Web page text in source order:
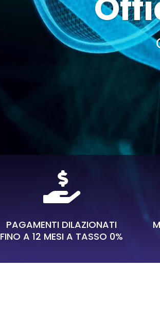

PAGAMENTI DILAZIONATI
FINO A 12 MESI A TASSO 0%